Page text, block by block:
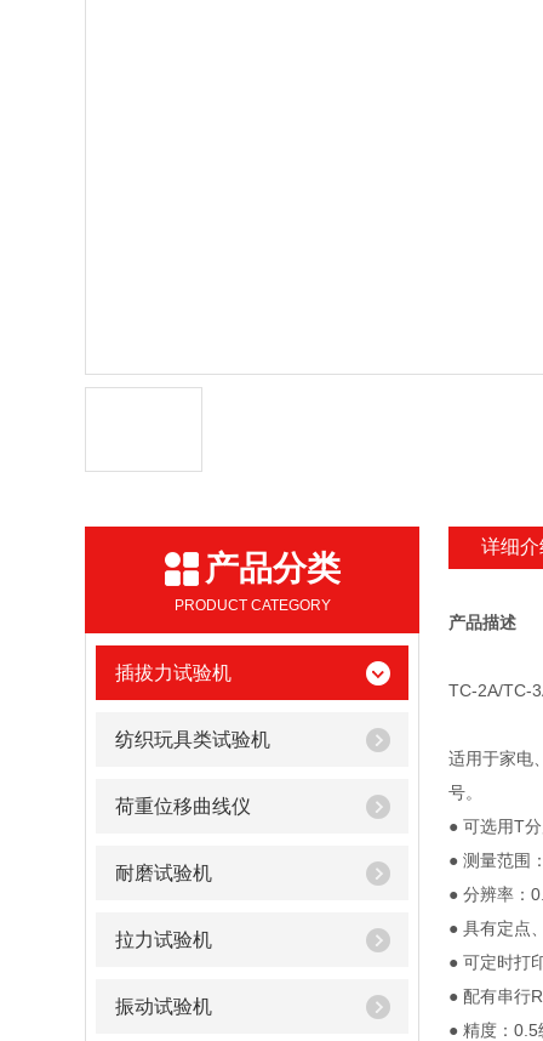
产品分类
PRODUCT CATEGORY
插拔力试验机
纺织玩具类试验机
荷重位移曲线仪
耐磨试验机
拉力试验机
振动试验机
详细介
产品描述
TC-2A/TC-
适用于家电
号。
● 可选用T
● 测量范围
● 分辨率：
● 具有定点
● 可定时打
● 配有串行
● 精度：0.5